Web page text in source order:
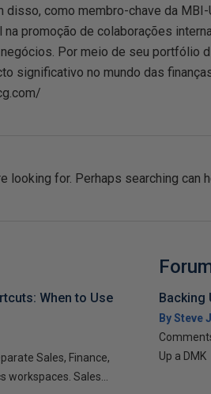
disso, como membro-chave da
na promoção de colaborações
Por meio de seu portfólio
significativo no mundo das
looking for. Perhaps searching can
When to Use
Sales, Finance,
Sales...
Backing
By Steve
Up a DMK